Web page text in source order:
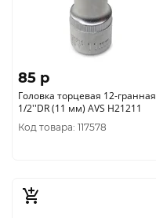
85 p
Головка торцевая 12-гранная
1/2''DR (11 мм) AVS H21211
Код товара: 117578